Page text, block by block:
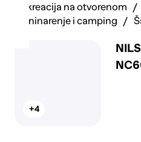
Rekreacija na otvorenom
Planinarenje i camping
+4